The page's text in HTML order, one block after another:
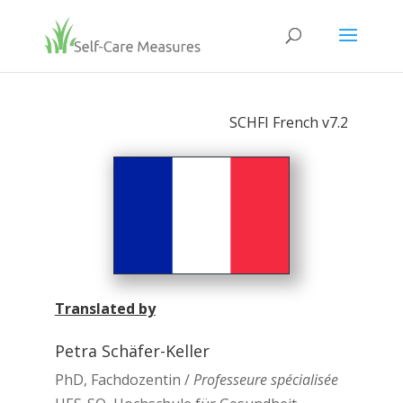
SCHFI French v7.2
Translated by
Petra Schäfer-Keller
PhD, Fachdozentin /Professeure spécialisée